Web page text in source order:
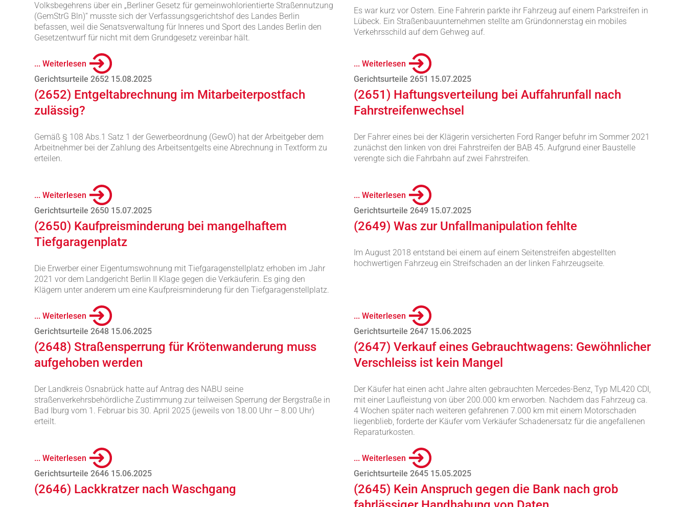
Volksbegehrens über ein „Berliner Gesetz für gemeinwohlorientierte Straßennutzung
(GemStrG Bln)“ musste sich der Verfassungsgerichtshof des Landes Berlin
befassen, weil die Senatsverwaltung für Inneres und Sport des Landes Berlin den
Gesetzentwurf für nicht mit dem Grundgesetz vereinbar hält.
... Weiterlesen
Es war kurz vor Ostern. Eine Fahrerin parkte ihr Fahrzeug auf einem Parkstreifen in
Lübeck. Ein Straßenbauunternehmen stellte am Gründonnerstag ein mobiles
Verkehrsschild auf dem Gehweg auf.
... Weiterlesen
Gerichtsurteile 2652 15.08.2025
(2652) Entgeltabrechnung im Mitarbeiterpostfach
zulässig?
Gemäß § 108 Abs.1 Satz 1 der Gewerbeordnung (GewO) hat der Arbeitgeber dem
Arbeitnehmer bei der Zahlung des Arbeitsentgelts eine Abrechnung in Textform zu
erteilen.
... Weiterlesen
Gerichtsurteile 2651 15.07.2025
(2651) Haftungsverteilung bei Auffahrunfall nach
Fahrstreifenwechsel
Der Fahrer eines bei der Klägerin versicherten Ford Ranger befuhr im Sommer 2021
zunächst den linken von drei Fahrstreifen der BAB 45. Aufgrund einer Baustelle
verengte sich die Fahrbahn auf zwei Fahrstreifen.
... Weiterlesen
Gerichtsurteile 2650 15.07.2025
(2650) Kaufpreisminderung bei mangelhaftem
Tiefgaragenplatz
Die Erwerber einer Eigentumswohnung mit Tiefgaragenstellplatz erhoben im Jahr
2021 vor dem Landgericht Berlin II Klage gegen die Verkäuferin. Es ging den
Klägern unter anderem um eine Kaufpreisminderung für den Tiefgaragenstellplatz.
... Weiterlesen
Gerichtsurteile 2649 15.07.2025
(2649) Was zur Unfallmanipulation fehlte
Im August 2018 entstand bei einem auf einem Seitenstreifen abgestellten
hochwertigen Fahrzeug ein Streifschaden an der linken Fahrzeugseite.
... Weiterlesen
Gerichtsurteile 2648 15.06.2025
(2648) Straßensperrung für Krötenwanderung muss
aufgehoben werden
Der Landkreis Osnabrück hatte auf Antrag des NABU seine
straßenverkehrsbehördliche Zustimmung zur teilweisen Sperrung der Bergstraße in
Bad Iburg vom 1. Februar bis 30. April 2025 (jeweils von 18.00 Uhr – 8.00 Uhr)
erteilt.
... Weiterlesen
Gerichtsurteile 2647 15.06.2025
(2647) Verkauf eines Gebrauchtwagens: Gewöhnlicher
Verschleiss ist kein Mangel
Der Käufer hat einen acht Jahre alten gebrauchten Mercedes-Benz, Typ ML420 CDI,
mit einer Laufleistung von über 200.000 km erworben. Nachdem das Fahrzeug ca.
4 Wochen später nach weiteren gefahrenen 7.000 km mit einem Motorschaden
liegenblieb, forderte der Käufer vom Verkäufer Schadenersatz für die angefallenen
Reparaturkosten.
... Weiterlesen
Gerichtsurteile 2646 15.06.2025
(2646) Lackkratzer nach Waschgang
Gerichtsurteile 2645 15.05.2025
(2645) Kein Anspruch gegen die Bank nach grob